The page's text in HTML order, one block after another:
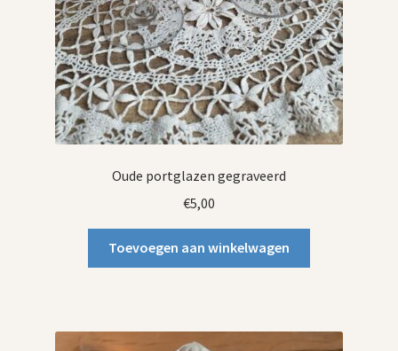
Oude portglazen gegraveerd
€5,00
Toevoegen aan winkelwagen